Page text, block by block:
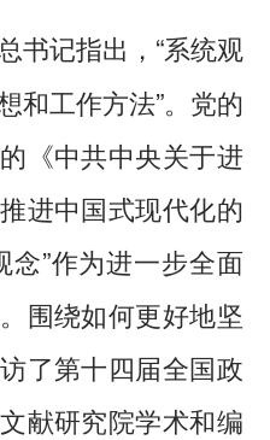
书记指出，“系统观
和工作方法”。党的
《中共中央关于进
进中国式现代化的
念”作为进一步全面
围绕如何更好地坚
了第十四届全国政
献研究院学术和编